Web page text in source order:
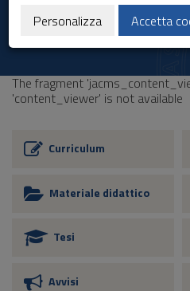
navigazione
sito
Vai
The fragment
'content_viewer' is not available
Curriculum
Materiale didattico
Tesi
Avvisi
Personalizza Accetta